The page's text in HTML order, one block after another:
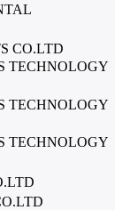
CO.LTD
TECHNOLOGY
TECHNOLOGY
TECHNOLOGY